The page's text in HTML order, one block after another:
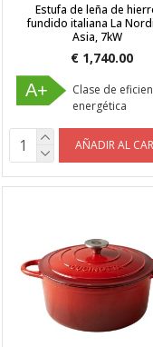
Estufa de leña de
fundido italiana La
Asia, 7kW
€ 1,740.00
A+
Clase de
energética
AÑADIR AL